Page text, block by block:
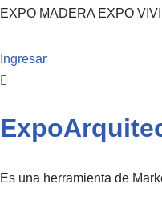
EXPO MADERA EXPO
Ingresar
Es una herramienta de